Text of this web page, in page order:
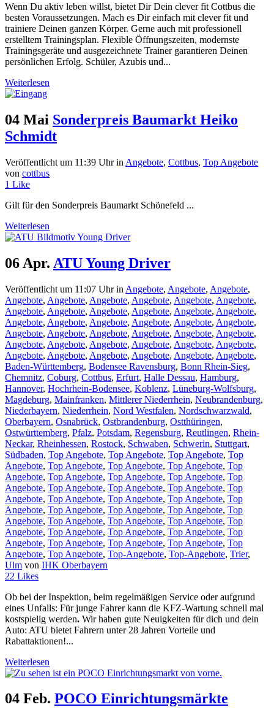
Wenn Du aktiv leben willst, bietet Dir Dein clever fit Cottbus die
besten Voraussetzungen. Mach es Dir einfach mit clever fit und
trainiere Deinen ganzen Körper. Gerne auch mit professionell
erstelltem Trainingsplan. Flexible Öffnungszeiten, modernste
Trainingsgeräte und ausgezeichnete Trainer garantieren Deinen
persönlichen Erfolg. Schüler, Azubis und...
Weiterlesen
04 Mai Sonderpreis Baumarkt Heiko
Schmidt
Veröffentlicht um 11:39 Uhrin Angebote, Cottbus, Top Angebote
von cottbus
1 Like
Gilt für den Sonderpreis Baumarkt Schönefeld ...
Weiterlesen
06 Apr. ATU Young Driver
Veröffentlicht um 11:07 Uhrin Angebote, Angebote, Angebote,
Angebote, Angebote, Angebote, Angebote, Angebote, Angebote,
Angebote, Angebote, Angebote, Angebote, Angebote, Angebote,
Angebote, Angebote, Angebote, Angebote, Angebote, Angebote,
Angebote, Angebote, Angebote, Angebote, Angebote, Angebote,
Angebote, Angebote, Angebote, Angebote, Angebote, Angebote,
Angebote, Angebote, Angebote, Angebote, Angebote, Angebote,
Baden-Württemberg, Bodensee Ravensburg, Bonn Rhein-Sieg,
Chemnitz, Coburg, Cottbus, Erfurt, Halle Dessau, Hamburg,
Hannover, Hochrhein-Bodensee, Koblenz, Lüneburg-Wolfsburg,
Magdeburg, Mainfranken, Mittlerer Niederrhein, Neubrandenburg,
Niederbayern, Niederrhein, Nord Westfalen, Nordschwarzwald,
Oberbayern, Osnabrück, Ostbrandenburg, Ostthüringen,
Ostwürttemberg, Pfalz, Potsdam, Regensburg, Reutlingen, Rhein-
Neckar, Rheinhessen, Rostock, Schwaben, Schwerin, Stuttgart,
Südbaden, Top Angebote, Top Angebote, Top Angebote, Top
Angebote, Top Angebote, Top Angebote, Top Angebote, Top
Angebote, Top Angebote, Top Angebote, Top Angebote, Top
Angebote, Top Angebote, Top Angebote, Top Angebote, Top
Angebote, Top Angebote, Top Angebote, Top Angebote, Top
Angebote, Top Angebote, Top Angebote, Top Angebote, Top
Angebote, Top Angebote, Top Angebote, Top Angebote, Top
Angebote, Top Angebote, Top Angebote, Top Angebote, Top
Angebote, Top Angebote, Top Angebote, Top Angebote, Top
Angebote, Top Angebote, Top-Angebote, Top-Angebote, Trier,
Ulm von IHK Oberbayern
22 Likes
Ob bei der Inspektion, beim regelmäßigen Service oder aufgrund
eines Unfalls: Für junge Fahrer kann die KFZ-Wartung schnell mal
kostspielig werden. Wir haben gute Neuigkeiten für dich und dein
Auto: ATU bietet Fahrern unter 28 Jahren Vorteile und
Rabattaktionen!...
Weiterlesen
04 Feb. POCO Einrichtungsmärkte